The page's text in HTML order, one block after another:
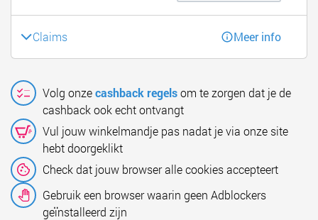
Claims Meer info
Volg onzecashback regelsom te zorgen dat je de
cashback ook echt ontvangt
Vul jouw winkelmandje pas nadat je via onze site
hebt doorgeklikt
Check dat jouw browser alle cookies accepteert
Gebruik een browser waarin geen Adblockers
geïnstalleerd zijn